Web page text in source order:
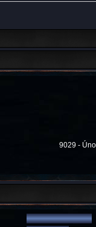
9029 -